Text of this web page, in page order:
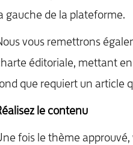
gauche de la plateforme.
vous remettrons
éditoriale, mettant
que requiert un article
le contenu
fois le thème